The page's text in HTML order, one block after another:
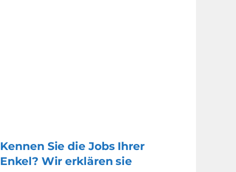
Kennen Sie die Jobs Ihrer
Enkel? Wir erklären sie